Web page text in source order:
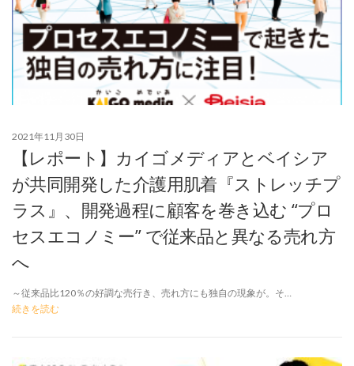
2021年11月30日
【レポート】カイゴメディアとベイシア
が共同開発した介護用肌着『ストレッチプ
ラス』、開発過程に顧客を巻き込む “プロ
セスエコノミー” で従来品と異なる売れ方
へ
～従来品比120％の好調な売行き、売れ方にも独自の現象が。そ…
続きを読む